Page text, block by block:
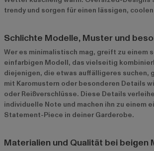
trendy und sorgen für einen lässigen,
Schlichte Modelle, Muster und
Wer es minimalistisch mag, greift zu einem
einfarbigen Modell, das vielseitig
diejenigen, die etwas auffälligeres suchen,
mit Karomustern oder besonderen Details
oder Reißverschlüsse. Diese Details
individuelle Note und machen ihn zu einem
Statement-Piece in deiner Garderobe.
Materialien und Qualität bei beigen